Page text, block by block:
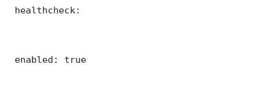
healthcheck:
enabled: true